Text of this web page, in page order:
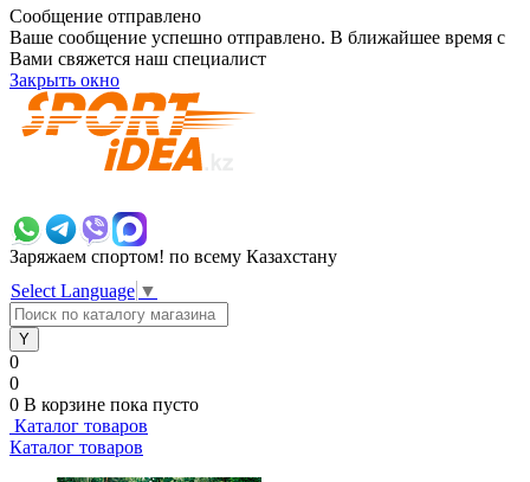
Сообщение отправлено
Ваше сообщение успешно отправлено. В ближайшее время с
Вами свяжется наш специалист
Закрыть окно
Заряжаем спортом! по всему Казахстану
Select Language ▼
0
0
0 В корзине пока пусто
Каталог товаров
Каталог товаров